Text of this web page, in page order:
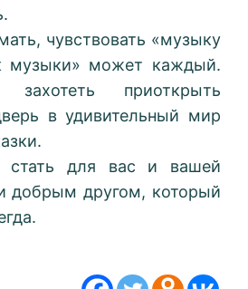
чувствовать «музыку
музыки» может каждый.
приоткрыть
в удивительный мир
для вас и вашей
добрым другом, который